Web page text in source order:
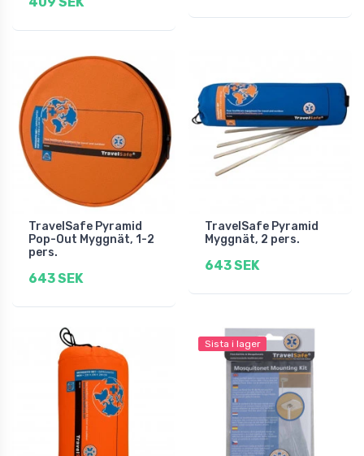
TravelSafe Pyramid
Pop-Out Myggnät, 1-2
pers.
643 SEK
TravelSafe Pyramid
Myggnät, 2 pers.
643 SEK
Sista i lager